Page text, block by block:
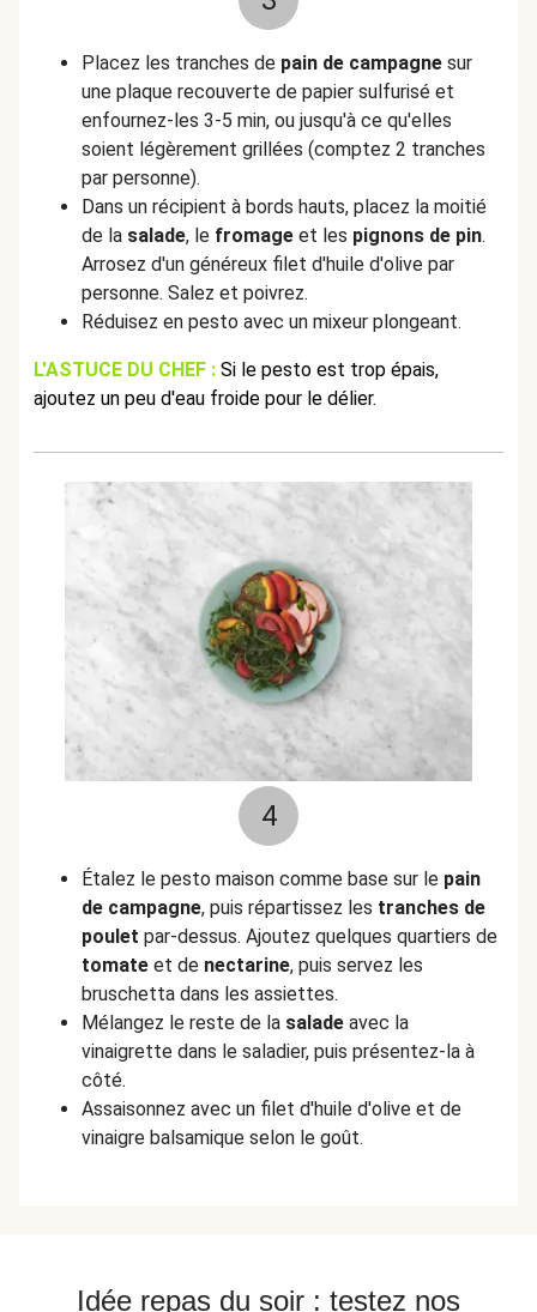
Placez les tranches de pain de campagne sur
une plaque recouverte de papier sulfurisé et
enfournez-les 3-5 min, ou jusqu'à ce qu'elles
soient légèrement grillées (comptez 2 tranches
par personne).
Dans un récipient à bords hauts, placez la moitié
de la salade, le fromage et les pignons de pin.
Arrosez d'un généreux filet d'huile d'olive par
personne. Salez et poivrez.
Réduisez en pesto avec un mixeur plongeant.
L'ASTUCE DU CHEF : Si le pesto est trop épais,
ajoutez un peu d'eau froide pour le délier.
4
Étalez le pesto maison comme base sur le pain
de campagne, puis répartissez les tranches de
poulet par-dessus. Ajoutez quelques quartiers de
tomate et de nectarine, puis servez les
bruschetta dans les assiettes.
Mélangez le reste de la salade avec la
vinaigrette dans le saladier, puis présentez-la à
côté.
Assaisonnez avec un filet d'huile d'olive et de
vinaigre balsamique selon le goût.
Idée repas du soir : testez nos